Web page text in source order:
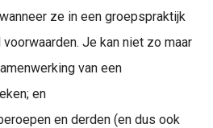
ze in een groepspraktijk
Je kan niet zo maar
van een
en
en derden (en dus ook